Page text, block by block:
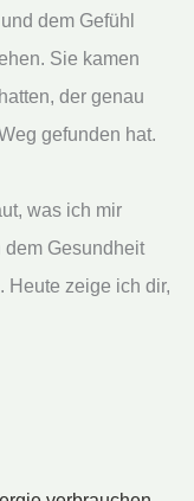
dem Gefühl
Sie kamen
der genau
gefunden hat.
was ich mir
dem Gesundheit
Heute zeige ich dir,